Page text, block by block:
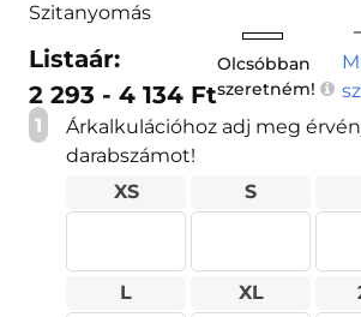
Szitanyomás
Listaár:
2 293 - 4 134 Ft
Olcsóbban
szeretném!
1
Árkalkulációhoz adj meg
darabszámot!
XS
S
L XL